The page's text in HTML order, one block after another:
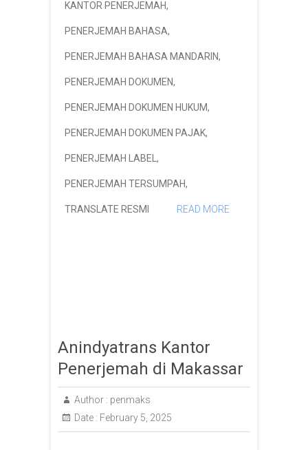
KANTOR PENERJEMAH,
PENERJEMAH BAHASA,
PENERJEMAH BAHASA MANDARIN,
PENERJEMAH DOKUMEN,
PENERJEMAH DOKUMEN HUKUM,
PENERJEMAH DOKUMEN PAJAK,
PENERJEMAH LABEL ,
PENERJEMAH TERSUMPAH,
TRANSLATE RESMI READ MORE
Anindyatrans Kantor
Penerjemah di Makassar
Author : penmaks
Date : February 5, 2025